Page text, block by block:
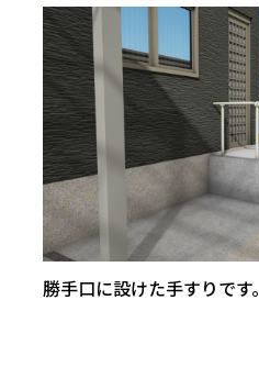
勝手口に設けた手すりです。